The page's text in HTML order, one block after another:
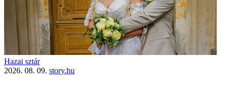
Hazai sztár
2026. 08. 09. story.hu